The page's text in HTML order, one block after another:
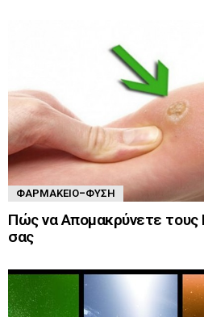
ΦΑΡΜΑΚΕΊΟ-ΦΎΣΗ
Πώς να Απομακρύνετε τους
σας